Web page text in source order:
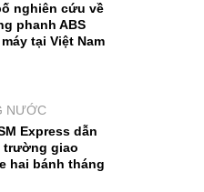
nghiên cứu về
phanh ABS
tại Việt Nam
NƯỚC
Express dẫn
trường giao
hai bánh tháng